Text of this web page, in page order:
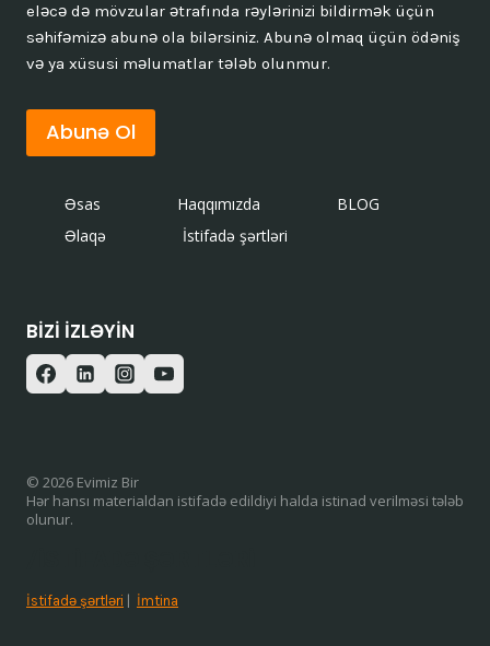
eləcə də mövzular ətrafında rəylərinizi bildirmək üçün
səhifəmizə abunə ola bilərsiniz. Abunə olmaq üçün ödəniş
və ya xüsusi məlumatlar tələb olunmur.
Abunə Ol
Əsas Haqqımızda
BLOG
Əlaqə
İstifadə şərtləri
BIZI IZLƏYIN
© 2026 Evimiz Bir
Hər hansı materialdan istifadə edildiyi halda istinad verilməsi tələb
olunur.
İstifadə şərtləri İmtina